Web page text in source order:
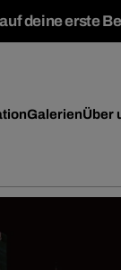
deine erste
GalerienÜber